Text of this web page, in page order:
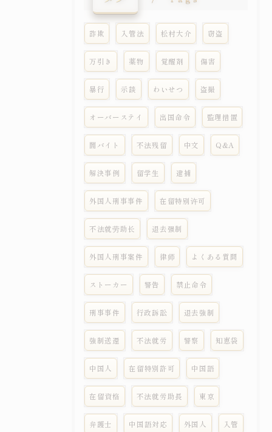
詐欺 入管法 松村大介 窃盗
万引き 薬物 覚醒剤 傷害
暴行 示談 わいせつ 盗撮
オーバーステイ 出国命令 監理措置
闇バイト 不法残留 中文 Q&A
解決事例 留学生 逮捕
外国人刑事事件 在留特别许可
不法就劳助长 退去强制
外国人刑事案件 律师 よくある質問
ストーカー 警告 禁止命令
刑事事件 行政訴訟 退去強制
強制送還 不法就労 警察 知恵袋
中国人 在留特別許可 中国語
在留資格 不法就労助長 東京
弁護士 中国語対応 外国人 入管